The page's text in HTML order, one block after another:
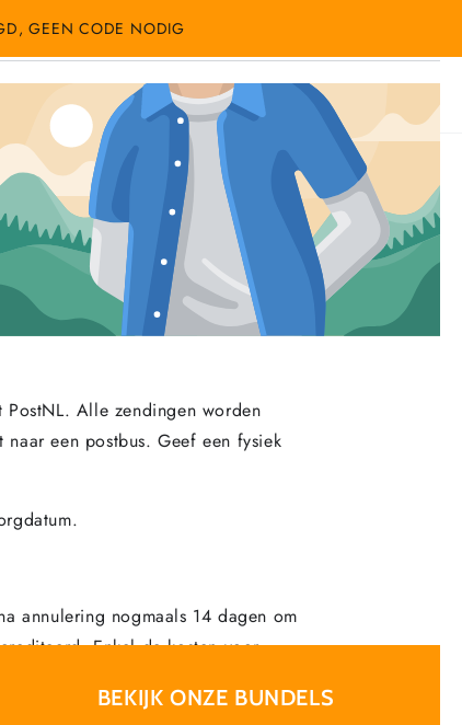
GEEN CODE NODIG
DEZE KANS NIET!
BEKIJK ONZE BUNDELS
InloggenWinkelwagen
Alle zendingen worden
een postbus. Geef een fysiek
annulering nogmaals 14 dagen om
Enkel de kosten voor
zal het product met alle
geretourneerd worden.